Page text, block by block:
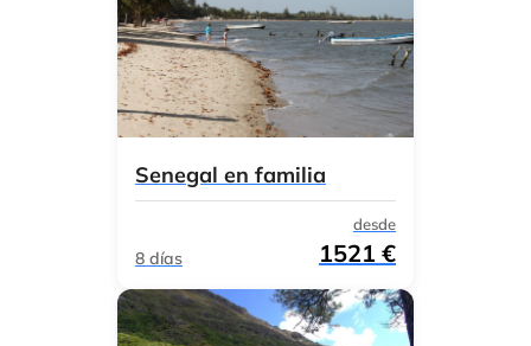
Senegal en familia
8 días
desde
1521 €